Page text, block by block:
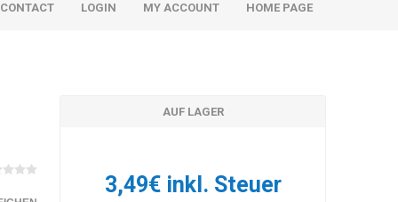
CONTACT LOGIN MY ACCOUNT HOME PAGE
AUF LAGER
3,49€ inkl. Steuer